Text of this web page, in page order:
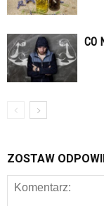
CO
ZOSTAW